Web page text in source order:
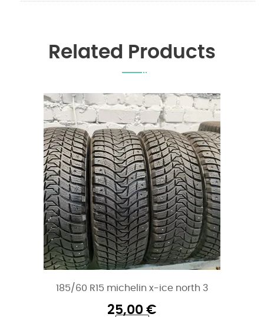
Related Products
185/60 R15 michelin x-ice north 3
25,00 €